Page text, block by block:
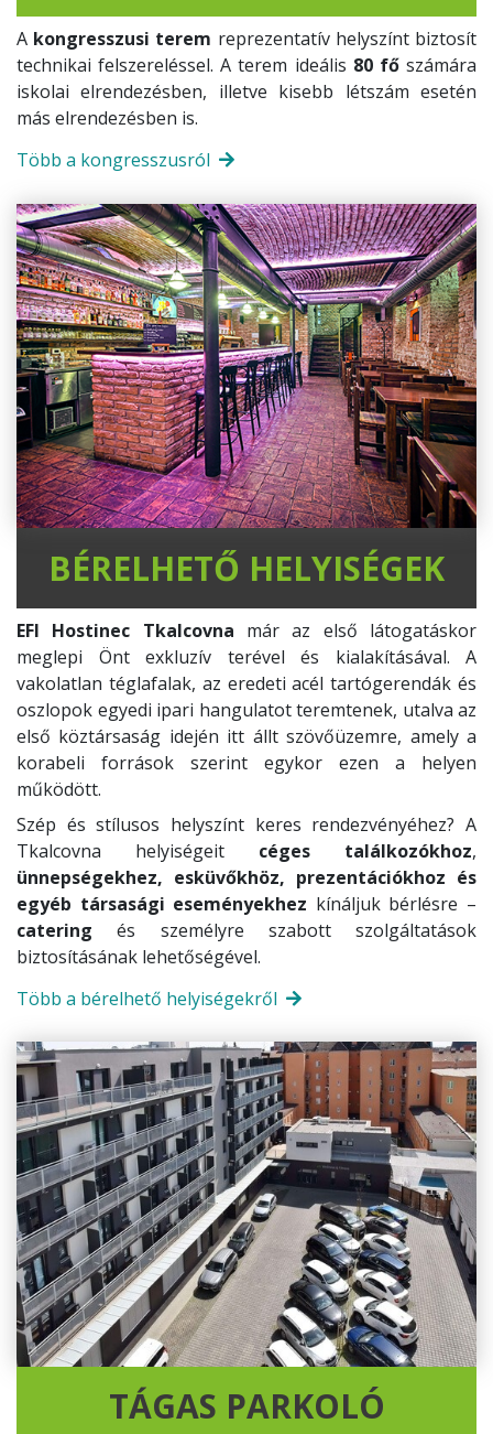
A kongresszusi terem reprezentatív helyszínt biztosít
technikai felszereléssel. A terem ideális 80 főszámára
iskolai elrendezésben, illetve kisebb létszám esetén
más elrendezésben is.
Több a kongresszusról
BÉRELHETŐ HELYISÉGEK
EFI Hostinec Tkalcovna már az első látogatáskor
meglepi Önt exkluzív terével és kialakításával. A
vakolatlan téglafalak, az eredeti acél tartógerendák és
oszlopok egyedi ipari hangulatot teremtenek, utalva az
első köztársaság idején itt állt szövőüzemre, amely a
korabeli források szerint egykor ezen a helyen
működött.
Szép és stílusos helyszínt keres rendezvényéhez? A
Tkalcovna helyiségeit céges találkozókhoz,
ünnepségekhez, esküvőkhöz, prezentációkhoz és
egyéb társasági eseményekhez kínáljuk bérlésre –
catering és személyre szabott szolgáltatások
biztosításának lehetőségével.
Több a bérelhető helyiségekről
TÁGAS PARKOLÓ